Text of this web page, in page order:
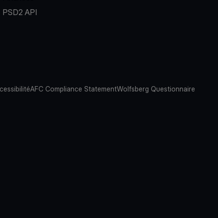
PSD2 API
AFC Compliance StatementWolfsberg Questionnaire